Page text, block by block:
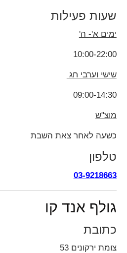
שעות פעילות
ימים א'- ה'
10:00-22:00
שישי וערבי חג
09:00-14:30
מוצ"ש
כשעה לאחר צאת השבת
טלפון
03-9218663
גולף אנד קו
כתובת
צומת ירקונים 53